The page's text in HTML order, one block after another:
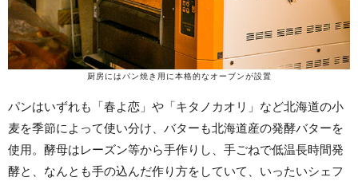
厨房にはパン焼き用に本格的なオーブンが設置
パンはいずれも「春よ恋」や「キタノカオリ」など北海道の小
麦を季節によって使い分け、バターも北海道産の発酵バターを
使用。酵母はレーズン等から手作りし、手ごねで低温長時間発
酵と、なんとも手の込んだ作り方をしていて、いったいシェフ